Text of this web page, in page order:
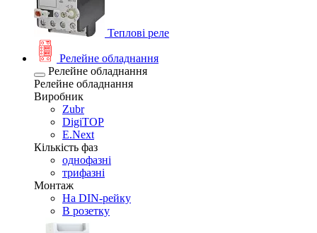
Теплові реле
Релейне обладнання
Релейне обладнання
Релейне обладнання
Виробник
Zubr
DigiTOP
E.Next
Кількість фаз
однофазні
трифазні
Монтаж
На DIN-рейку
В розетку